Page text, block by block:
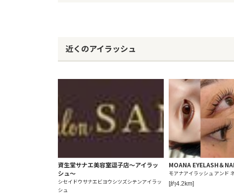
近くのアイラッシュ
資生堂サナエ美容室逗子店～アイラッ
シュ～
シセイドウサナエビヨウシツズシテンアイラッ
シュ
MOANA EYELASH＆
モアナアイラッシュ アンド
[約4.2km]